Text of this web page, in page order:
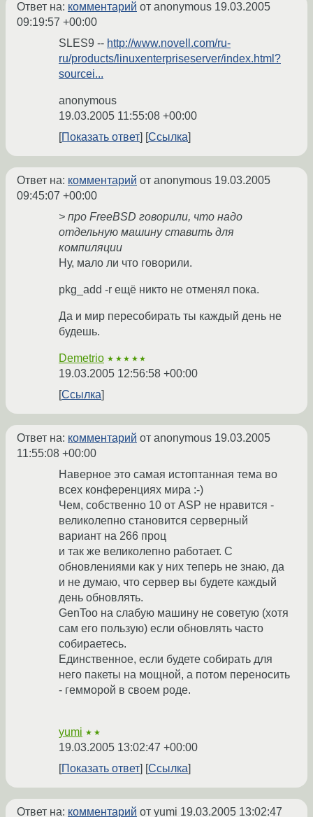
Ответ на: комментарий от anonymous 19.03.2005
09:19:57 +00:00
SLES9 -- http://www.novell.com/ru-
ru/products/linuxenterpriseserver/index.html?
sourcei...
anonymous
19.03.2005 11:55:08 +00:00
Показать ответ
Ссылка
Ответ на: комментарий от anonymous 19.03.2005
09:45:07 +00:00
> про FreeBSD говорили, что надо
отдельную машину ставить для
компиляции
Ну, мало ли что говорили.
pkg_add -r ещё никто не отменял пока.
Да и мир пересобирать ты каждый день не
будешь.
Demetrio ★★★★★
19.03.2005 12:56:58 +00:00
Ссылка
Ответ на: комментарий от anonymous 19.03.2005
11:55:08 +00:00
Наверное это самая истоптанная тема во
всех конференциях мира :-)
Чем, собственно 10 от ASP не нравится -
великолепно становится серверный
вариант на 266 проц
и так же великолепно работает. С
обновлениями как у них теперь не знаю, да
и не думаю, что сервер вы будете каждый
день обновлять.
GenToo на слабую машину не советую (хотя
сам его пользую) если обновлять часто
собираетесь.
Единственное, если будете собирать для
него пакеты на мощной, а потом переносить
- гемморой в своем роде.
yumi ★★
19.03.2005 13:02:47 +00:00
Показать ответ
Ссылка
Ответ на: комментарий от yumi 19.03.2005 13:02:47